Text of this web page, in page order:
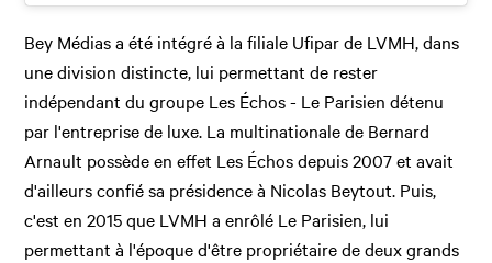
Bey Médias a été intégré à la filiale Ufipar de LVMH, dans
une division distincte, lui permettant de rester
indépendant du groupe Les Échos - Le Parisien détenu
par l'entreprise de luxe. La multinationale de Bernard
Arnault possède en effet Les Échos depuis 2007 et avait
d'ailleurs confié sa présidence à Nicolas Beytout. Puis,
c'est en 2015 que LVMH a enrôlé Le Parisien, lui
permettant à l'époque d'être propriétaire de deux grands